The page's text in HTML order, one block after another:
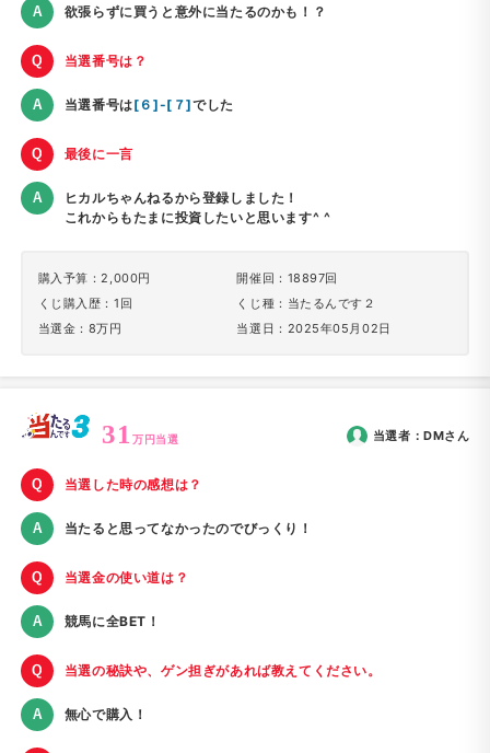
欲張らずに買うと意外に当たるのかも！？
当選番号は？
当選番号は[６]-[７]でした
最後に一言
ヒカルちゃんねるから登録しました！
これからもたまに投資したいと思います^ ^
購入予算：2,000円
くじ購入歴：1回
当選金：8万円
開催回：18897回
くじ種：当たるんです２
当選日：2025年05月02日
31万円当選 当選者：DMさん
当選した時の感想は？
当たると思ってなかったのでびっくり！
当選金の使い道は？
競馬に全BET！
当選の秘訣や、ゲン担ぎがあれば教えてください。
無心で購入！